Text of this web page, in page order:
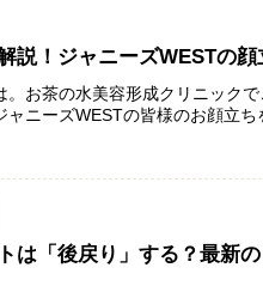
説！ジャニーズWESTの
。お茶の水美容形成クリニック
ャニーズWESTの皆様のお顔立
は「後戻り」する？最新